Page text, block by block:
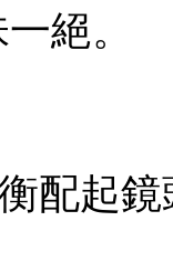
絕。
配起